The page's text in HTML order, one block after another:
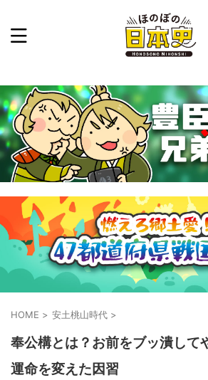
気になった日本史の事件や人物、時
ね。中の人が24時間手動で検索結果
です）
例：織田信長 長篠の戦い
HOME > 安土桃山時代 >
奉公構とは？お前をブッ潰して
運命を変えた因習